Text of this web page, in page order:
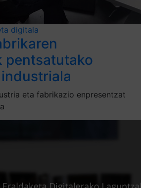
digitala
pentsatutako
eta fabrikazio enpresentzat